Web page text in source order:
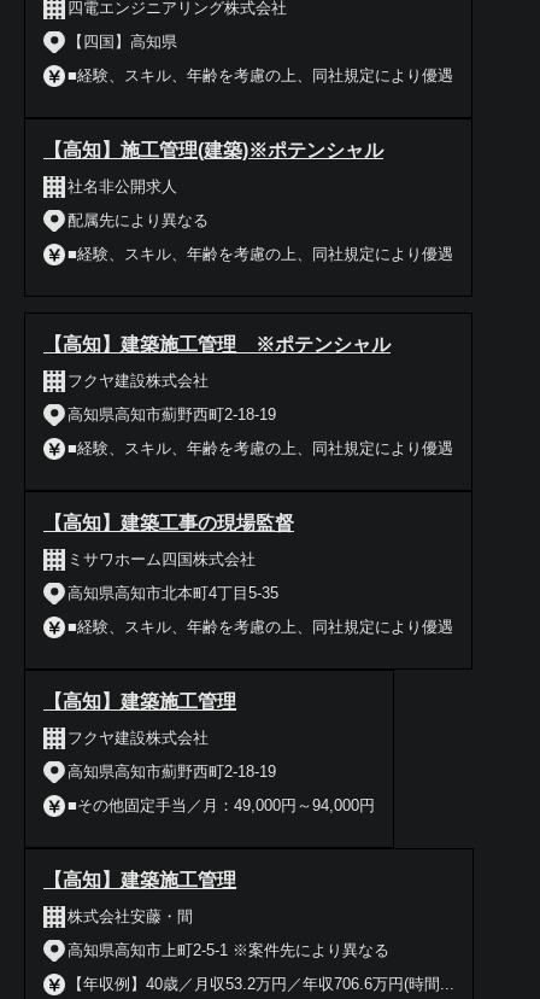
四電エンジニアリング株式会社
【四国】高知県
■経験、スキル、年齢を考慮の上、同社規定により優遇
【高知】施工管理(建築)※ポテンシャル
社名非公開求人
配属先により異なる
■経験、スキル、年齢を考慮の上、同社規定により優遇
【高知】建築施工管理 ※ポテンシャル
フクヤ建設株式会社
高知県高知市薊野西町2-18-19
■経験、スキル、年齢を考慮の上、同社規定により優遇
【高知】建築工事の現場監督
ミサワホーム四国株式会社
高知県高知市北本町4丁目5-35
■経験、スキル、年齢を考慮の上、同社規定により優遇
【高知】建築施工管理
フクヤ建設株式会社
高知県高知市薊野西町2-18-19
■その他固定手当／月：49,000円～94,000円
【高知】建築施工管理
株式会社安藤・間
高知県高知市上町2-5-1 ※案件先により異なる
【年収例】40歳／月収53.2万円／年収706.6万円(時間...